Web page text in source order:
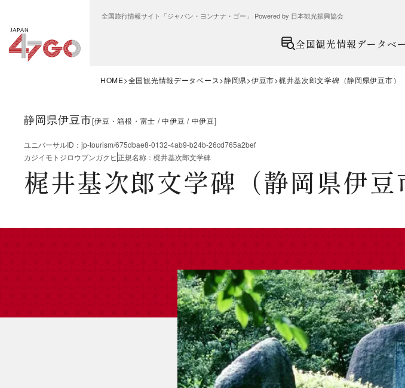
全国旅行情報サイト「ジャパン・ヨンナナ・ゴー」 Powered by 日本観光振興協会
全国観光情報データベ
HOME 全国観光情報データベース 静岡県 伊豆市 梶井基次郎文学碑（静岡県伊豆市）
静岡県伊豆市[伊豆・箱根・富士 中伊豆 中伊豆]
ユニバーサルID ： jp-tourism/675dbae8-0132-4ab9-b24b-26cd765a2bef
カジイモトジロウブンガクヒ正規名称 ： 梶井基次郎文学碑
梶井基次郎文学碑（静岡県伊豆